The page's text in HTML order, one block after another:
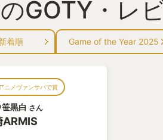
GOTY・レ
着順 Game of the Year 2025
ニメヴァンサバで賞
黒白 さん
ARMIS